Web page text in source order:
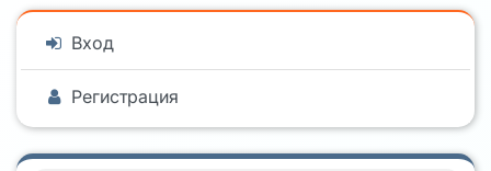
Вход
Регистрация